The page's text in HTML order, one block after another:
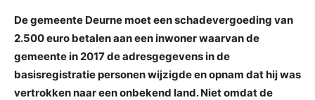
De gemeente Deurne moet een schadevergoeding van
2.500 euro betalen aan een inwoner waarvan de
gemeente in 2017 de adresgegevens in de
basisregistratie personen wijzigde en opnam dat hij was
vertrokken naar een onbekend land. Niet omdat de